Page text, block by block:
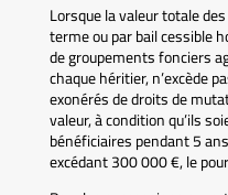
Lorsque la valeur totale
terme ou par bail cessible
de groupements fonciers
chaque héritier, n’excède
exonérés de droits de
valeur, à condition qu’ils
bénéficiaires pendant 5
excédant 300 000 €, le